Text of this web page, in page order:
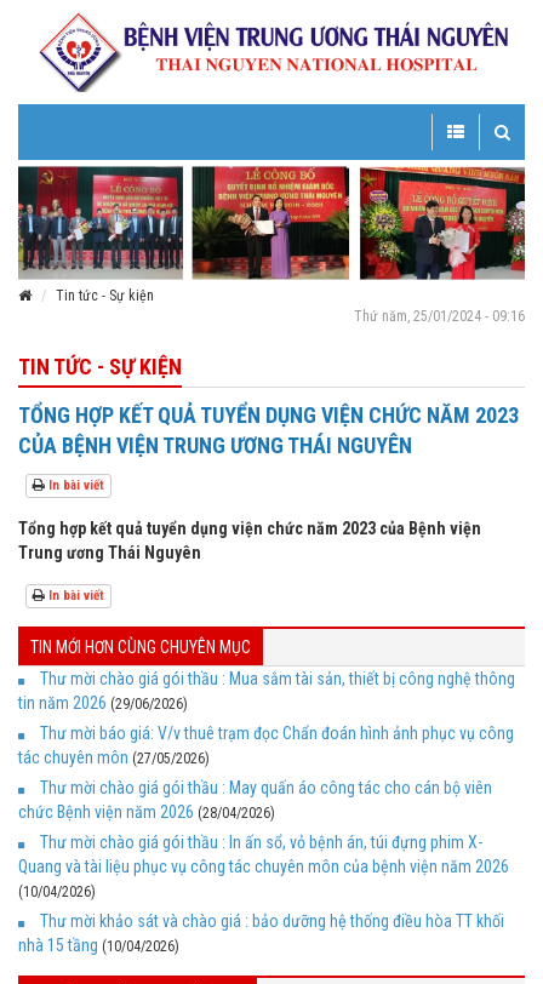
Toggle
Toggle
navigation
Tin tức - Sự kiện
Thứ năm, 25/01/2024 - 09:16
TIN TỨC - SỰ KIỆN
TỔNG HỢP KẾT QUẢ TUYỂN DỤNG VIỆN CHỨC NĂM 2023
CỦA BỆNH VIỆN TRUNG ƯƠNG THÁI NGUYÊN
In bài viết
Tổng hợp kết quả tuyển dụng viện chức năm 2023 của Bệnh viện
Trung ương Thái Nguyên
In bài viết
TIN MỚI HƠN CÙNG CHUYÊN MỤC
Thư mời chào giá gói thầu : Mua sắm tài sản, thiết bị công nghệ thông
tin năm 2026 (29/06/2026)
Thư mời báo giá: V/v thuê trạm đọc Chẩn đoán hình ảnh phục vụ công
tác chuyên môn (27/05/2026)
Thư mời chào giá gói thầu : May quấn áo công tác cho cán bộ viên
chức Bệnh viện năm 2026 (28/04/2026)
Thư mời chào giá gói thầu : In ấn sổ, vỏ bệnh án, túi đựng phim X-
Quang và tài liệu phục vụ công tác chuyên môn của bệnh viện năm 2026
(10/04/2026)
Thư mời khảo sát và chào giá : bảo dưỡng hệ thống điều hòa TT khối
nhà 15 tầng (10/04/2026)